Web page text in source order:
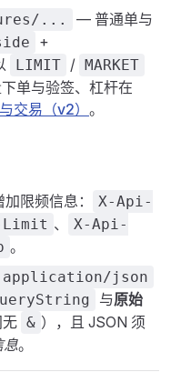
...
— 普通单与
+
LIMIT / MARKET
单与验签、杠杆在
交易（v2） 。
限频信息：
X-Api-
Limit 、
X-Api-
。
application/json
与原始
& ），且 JSON 须
息。